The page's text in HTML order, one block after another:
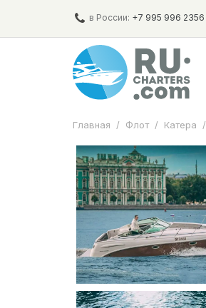
в России: +7 995 996 2356
Главная / Флот / Катера /